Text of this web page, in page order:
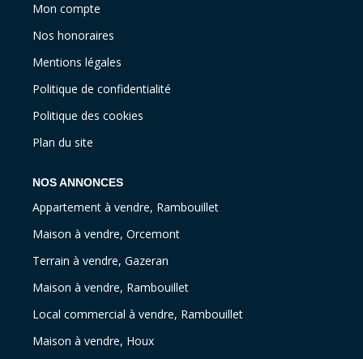
Mon compte
Nos honoraires
Mentions légales
Politique de confidentialité
Politique des cookies
Plan du site
NOS ANNONCES
Appartement à vendre, Rambouillet
Maison à vendre, Orcemont
Terrain à vendre, Gazeran
Maison à vendre, Rambouillet
Local commercial à vendre, Rambouillet
Maison à vendre, Houx